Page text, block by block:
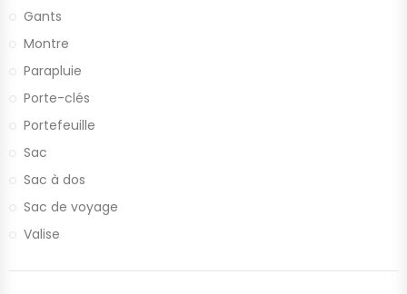
Gants
Montre
Parapluie
Porte-clés
Portefeuille
Sac
Sac à dos
Sac de voyage
Valise